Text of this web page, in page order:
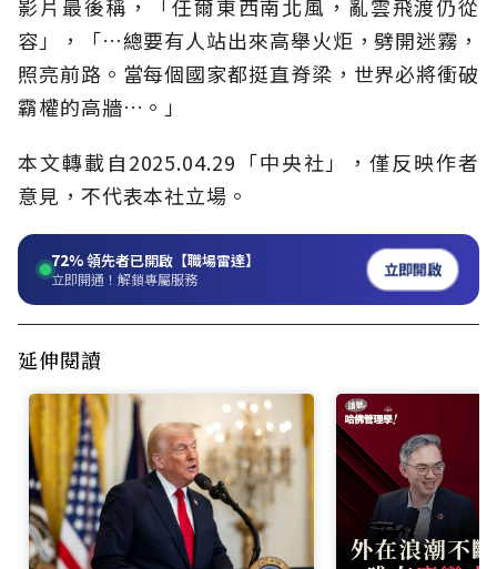
影片最後稱，「任爾東西南北風，亂雲飛渡仍從
容」，「…總要有人站出來高舉火炬，劈開迷霧，
照亮前路。當每個國家都挺直脊梁，世界必將衝破
霸權的高牆…。」
本文轉載自2025.04.29「中央社」，僅反映作者
意見，不代表本社立場。
72%領先者已開啟【職場雷達】
立即開通！解鎖專屬服務 立即開啟
延伸閱讀